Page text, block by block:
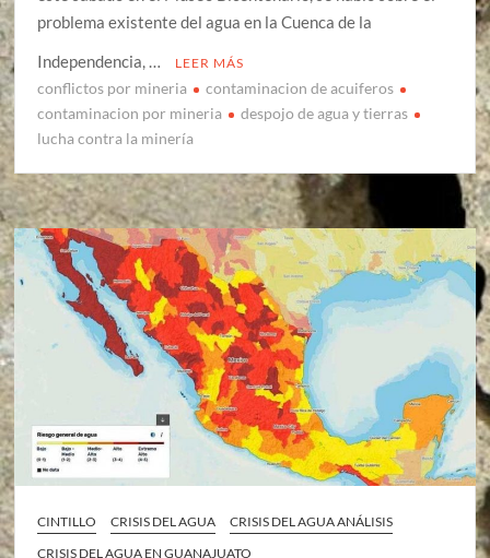
problema existente del agua en la Cuenca de la
Independencia, …
LEER MÁS
conflictos por mineria
contaminacion de acuiferos
contaminacion por mineria
despojo de agua y tierras
lucha contra la minería
CINTILLO CRISIS DEL AGUA
CRISIS DEL AGUA ANÁLISIS
CRISIS DEL AGUA EN GUANAJUATO